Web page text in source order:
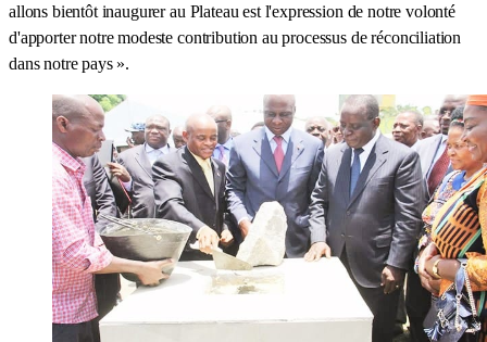
allons bientôt inaugurer au Plateau est l'expression de notre volonté
d'apporter notre modeste contribution au processus de réconciliation
dans notre pays ».